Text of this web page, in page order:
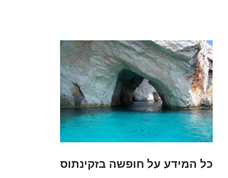
כל המידע על חופשה בזקינתוס